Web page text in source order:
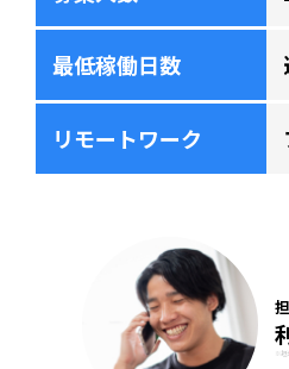
最低稼働日数
リモートワーク
※